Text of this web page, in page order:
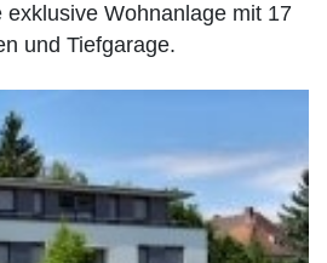
exklusive Wohnanlage mit 17
und Tiefgarage.